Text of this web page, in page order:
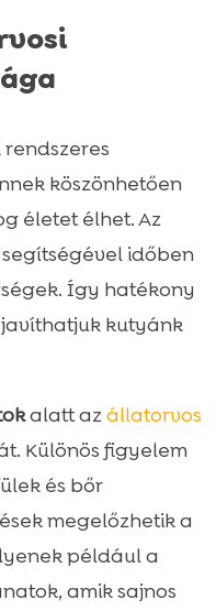
köszönhetően
életet élhet. Az
időben
Így hatékony
kutyánk
alatt azállatorvos
Különös figyelem
és bőr
megelőzhetik a
például a
amik sajnos